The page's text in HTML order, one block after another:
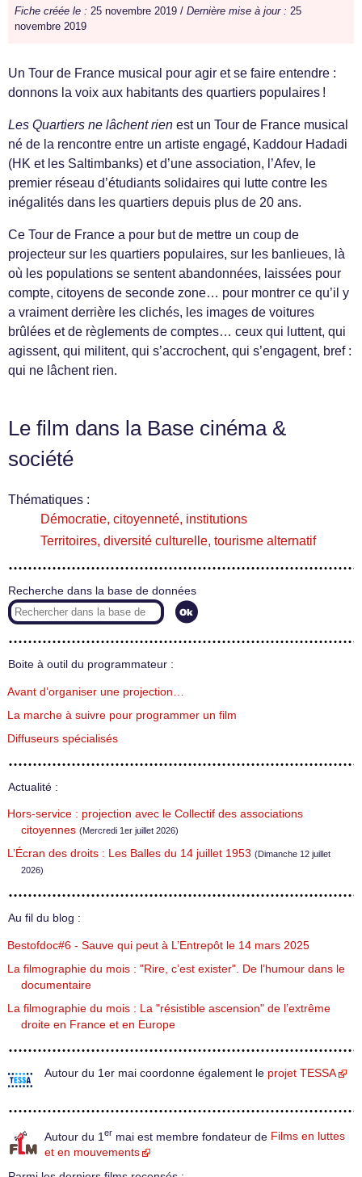
Fiche créée le : 25 novembre 2019 / Dernière mise à jour : 25
novembre 2019
Un Tour de France musical pour agir et se faire entendre :
donnons la voix aux habitants des quartiers populaires !
Les Quartiers ne lâchent rien est un Tour de France musical
né de la rencontre entre un artiste engagé, Kaddour Hadadi
(HK et les Saltimbanks) et d’une association, l’Afev, le
premier réseau d’étudiants solidaires qui lutte contre les
inégalités dans les quartiers depuis plus de 20 ans.
Ce Tour de France a pour but de mettre un coup de
projecteur sur les quartiers populaires, sur les banlieues, là
où les populations se sentent abandonnées, laissées pour
compte, citoyens de seconde zone… pour montrer ce qu’il y
a vraiment derrière les clichés, les images de voitures
brûlées et de règlements de comptes… ceux qui luttent, qui
agissent, qui militent, qui s’accrochent, qui s’engagent, bref :
qui ne lâchent rien.
Le film dans la Base cinéma &
société
Thématiques :
Démocratie, citoyenneté, institutions
Territoires, diversité culturelle, tourisme alternatif
Recherche dans la base de données
Boite à outil du programmateur :
Avant d’organiser une projection…
La marche à suivre pour programmer un film
Diffuseurs spécialisés
Actualité :
Hors-service : projection avec le Collectif des associations
citoyennes (Mercredi 1er juillet 2026)
L’Écran des droits : Les Balles du 14 juillet 1953 (Dimanche 12 juillet
2026)
Au fil du blog :
Bestofdoc#6 - Sauve qui peut à L’Entrepôt le 14 mars 2025
La filmographie du mois : "Rire, c’est exister". De l’humour dans le
documentaire
La filmographie du mois : La "résistible ascension" de l’extrême
droite en France et en Europe
Autour du 1er mai coordonne également le projet TESSA
Autour du 1 er mai est membre fondateur de Films en luttes
et en mouvements